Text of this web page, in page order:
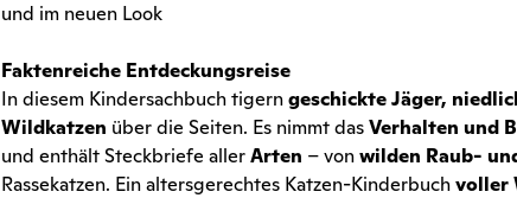
und im neuen Look
Faktenreiche Entdeckungsreise
In diesem Kindersachbuch tigerngeschickte Jäger,
Wildkatzen über die Seiten. Es nimmt dasVerhalten und
und enthält Steckbriefe allerArten – vonwilden Raub-
Rassekatzen. Ein altersgerechtes Katzen-Kinderbuchvoller